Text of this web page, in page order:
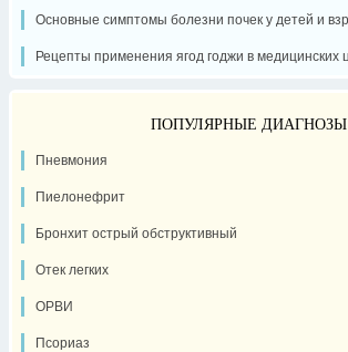
Основные симптомы болезни почек у детей и
Рецепты применения ягод годжи в медицинских
ПОПУЛЯРНЫЕ ДИАГНОЗЫ
Пневмония
Пиелонефрит
Бронхит острый обструктивный
Отек легких
ОРВИ
Псориаз